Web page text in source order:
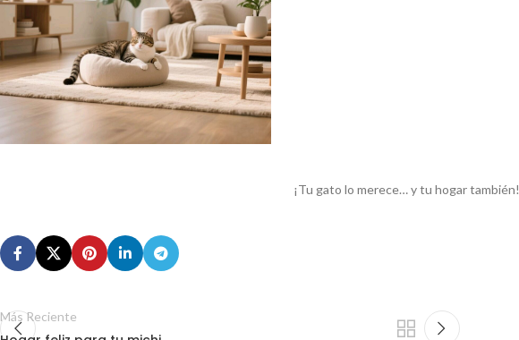
¡Tu gato lo merece… y tu hogar también!
Más Reciente